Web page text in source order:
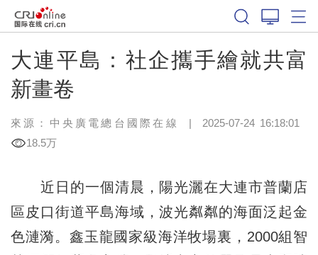
大連平島：社企攜手繪就共富
新畫卷
來源：中央廣電總台國際在線 | 2025-07-24 16:18:01
18.5万
近日的一個清晨，陽光灑在大連市普蘭店
區皮口街道平島海域，波光粼粼的海面泛起金
色漣漪。鑫玉龍國家級海洋牧場裏，2000組智